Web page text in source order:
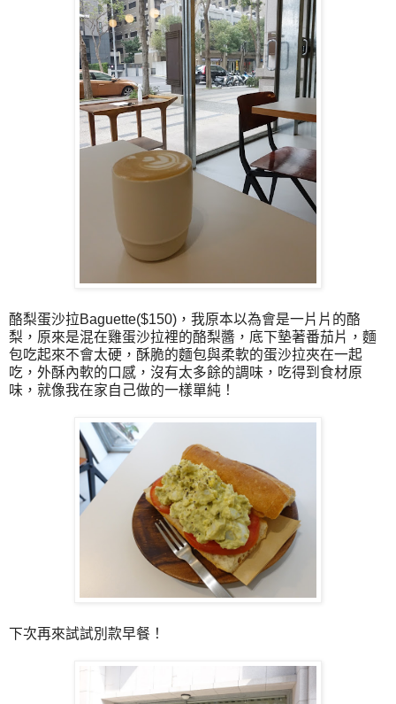
酪梨蛋沙拉Baguette($150)，我原本以為會是一片片的酪
梨，原來是混在雞蛋沙拉裡的酪梨醬，底下墊著番茄片，麵
包吃起來不會太硬，酥脆的麵包與柔軟的蛋沙拉夾在一起
吃，外酥內軟的口感，沒有太多餘的調味，吃得到食材原
味，就像我在家自己做的一樣單純！
下次再來試試別款早餐！